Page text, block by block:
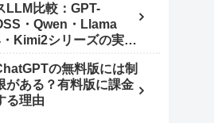
LLM比較：GPT-
・Qwen・Llama
Kimi2シリーズの実力
の無料版には制
がある？有料版に課金
る理由